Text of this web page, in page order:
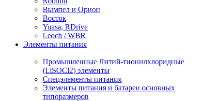
Вымпел и Орион
Восток
Yuasa, RDrive
Leoch / WBR
Элементы питания
Промышленные Литий-тионилхлоридные
(LiSOCl2) элементы
Спецэлементы питания
Элементы питания и батареи основных
типоразмеров